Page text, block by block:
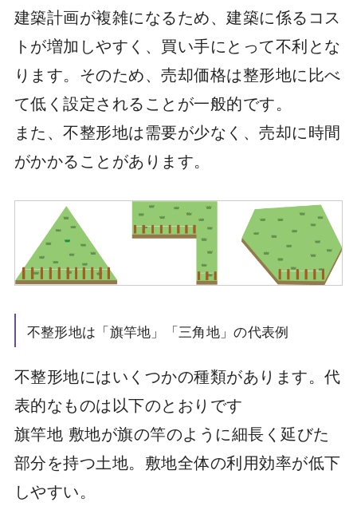
建築計画が複雑になるため、建築に係るコス
トが増加しやすく、買い手にとって不利とな
ります。そのため、売却価格は整形地に比べ
て低く設定されることが一般的です。
また、不整形地は需要が少なく、売却に時間
がかかることがあります。
不整形地は「旗竿地」「三角地」の代表例
不整形地にはいくつかの種類があります。代
表的なものは以下のとおりです
旗竿地 敷地が旗の竿のように細長く延びた
部分を持つ土地。敷地全体の利用効率が低下
しやすい。